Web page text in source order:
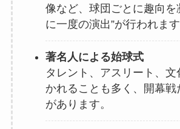
像など、球団ごとに趣向を
に一度の演出”が行われます
著名人による始球式
タレント、アスリート、文
かれることも多く、開幕戦
があります。